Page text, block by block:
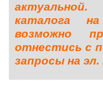
каталога
возможно
отнестись с
запросы на эл.